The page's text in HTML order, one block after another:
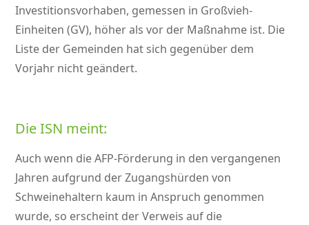
Investitionsvorhaben, gemessen in Großvieh-
Einheiten (GV), höher als vor der Maßnahme ist. Die
Liste der Gemeinden hat sich gegenüber dem
Vorjahr nicht geändert.
Die ISN meint:
Auch wenn die AFP-Förderung in den vergangenen
Jahren aufgrund der Zugangshürden von
Schweinehaltern kaum in Anspruch genommen
wurde, so erscheint der Verweis auf die